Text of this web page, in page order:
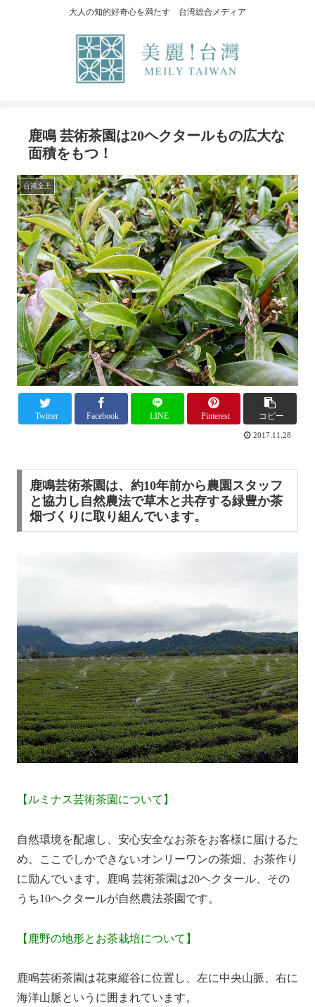
大人の知的好奇心を満たす 台湾総合メディア
鹿鳴 芸術茶園は20ヘクタールもの広大な
面積をもつ！
台湾全土
Twitter Facebook LINE Pinterest コピー
2017.11.28
鹿鳴芸術茶園は、約10年前から農園スタッフ
と協力し自然農法で草木と共存する緑豊か茶
畑づくりに取り組んでいます。
【ルミナス芸術茶園について】
自然環境を配慮し、安心安全なお茶をお客様に届けるた
め、ここでしかできないオンリーワンの茶畑、お茶作り
に励んでいます。鹿鳴 芸術茶園は20ヘクタール、その
うち10ヘクタールが自然農法茶園です。
【鹿野の地形とお茶栽培について】
鹿鳴芸術茶園は花東縦谷に位置し、左に中央山脈、右に
海洋山脈というに囲まれています。